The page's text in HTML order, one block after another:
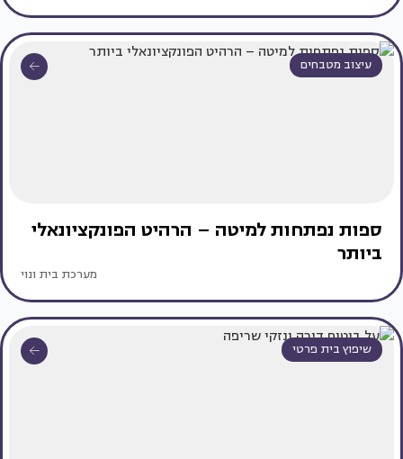
עיצוב מטבחים
ספות נפתחות למיטה – הרהיט הפונקציונאלי
ביותר
מערכת בית ונוי
שיפוץ בית פרטי